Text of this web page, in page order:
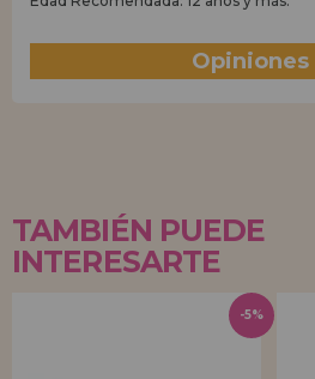
Opiniones
TAMBIÉN PUEDE
INTERESARTE
-5%